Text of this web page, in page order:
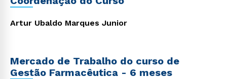
Artur Ubaldo Marques Junior
Mercado de Trabalho do curso de
Gestão Farmacêutica - 6 meses